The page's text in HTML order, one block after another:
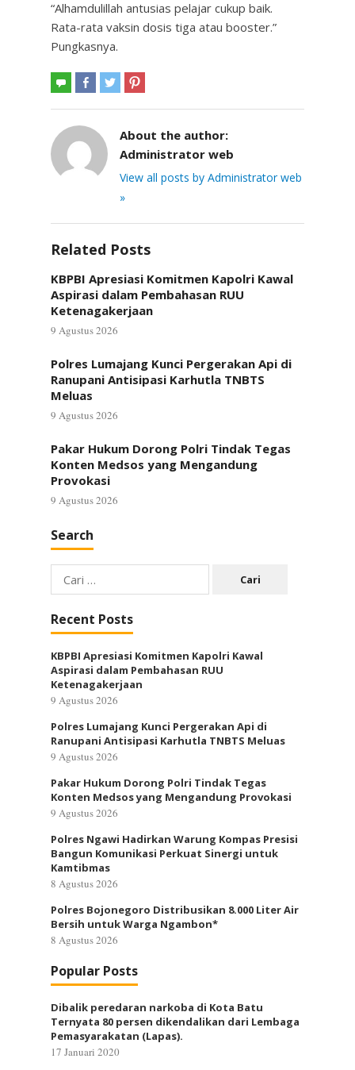
“Alhamdulillah antusias pelajar cukup baik.
Rata-rata vaksin dosis tiga atau booster.”
Pungkasnya.
About the author:
Administrator web
View all posts by Administrator web
»
Related Posts
KBPBI Apresiasi Komitmen Kapolri Kawal
Aspirasi dalam Pembahasan RUU
Ketenagakerjaan
9 Agustus 2026
Polres Lumajang Kunci Pergerakan Api di
Ranupani Antisipasi Karhutla TNBTS
Meluas
9 Agustus 2026
Pakar Hukum Dorong Polri Tindak Tegas
Konten Medsos yang Mengandung
Provokasi
9 Agustus 2026
Search
Cari
untuk:
Recent Posts
KBPBI Apresiasi Komitmen Kapolri Kawal
Aspirasi dalam Pembahasan RUU
Ketenagakerjaan
9 Agustus 2026
Polres Lumajang Kunci Pergerakan Api di
Ranupani Antisipasi Karhutla TNBTS Meluas
9 Agustus 2026
Pakar Hukum Dorong Polri Tindak Tegas
Konten Medsos yang Mengandung Provokasi
9 Agustus 2026
Polres Ngawi Hadirkan Warung Kompas Presisi
Bangun Komunikasi Perkuat Sinergi untuk
Kamtibmas
8 Agustus 2026
Polres Bojonegoro Distribusikan 8.000 Liter Air
Bersih untuk Warga Ngambon*
8 Agustus 2026
Popular Posts
Dibalik peredaran narkoba di Kota Batu
Ternyata 80 persen dikendalikan dari Lembaga
Pemasyarakatan (Lapas).
17 Januari 2020